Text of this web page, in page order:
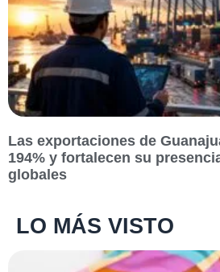
Las exportaciones de
194% y fortalecen su
globales
LO MÁS VISTO